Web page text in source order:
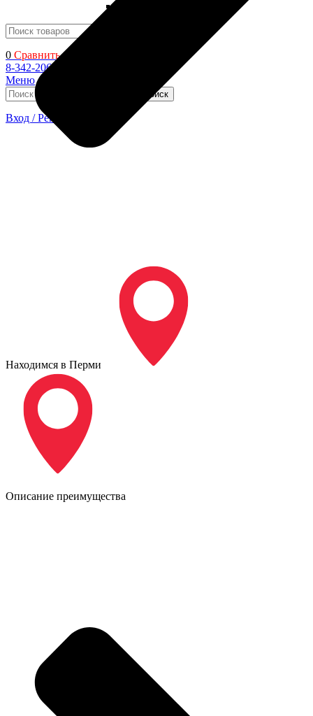
0 Сравнить
8-342-206-72-22
Меню
Поиск
Вход / Регистрация
Находимся в Перми
Описание преимущества